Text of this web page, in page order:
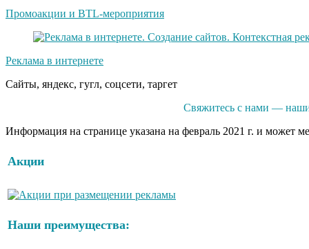
Промоакции и BTL-мероприятия
Реклама в интернете
Сайты, яндекс, гугл, соцсети, таргет
Свяжитесь с нами —
Информация на странице указана на февраль 2021 г. и может
Акции
Наши преимущества: